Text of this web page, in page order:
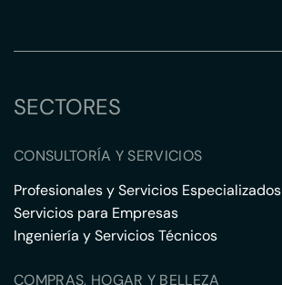
SECTORES
CONSULTORÍA Y SERVICIOS
Profesionales y Servicios Especializados
Servicios para Empresas
Ingeniería y Servicios Técnicos
COMPRAS, HOGAR Y BELLEZA